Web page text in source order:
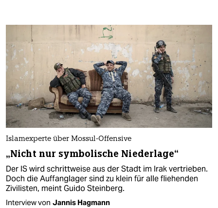
Islamexperte über Mossul-Offensive
„Nicht nur symbolische Niederlage“
Der IS wird schrittweise aus der Stadt im Irak vertrieben.
Doch die Auffanglager sind zu klein für alle fliehenden
Zivilisten, meint Guido Steinberg.
Interview von Jannis Hagmann